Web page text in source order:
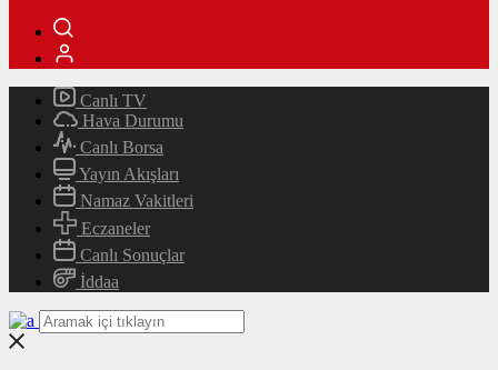
Canlı TV
Hava Durumu
Canlı Borsa
Yayın Akışları
Namaz Vakitleri
Eczaneler
Canlı Sonuçlar
İddaa